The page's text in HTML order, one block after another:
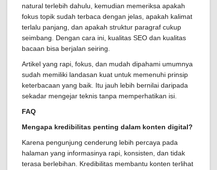
natural terlebih dahulu, kemudian memeriksa apakah
fokus topik sudah terbaca dengan jelas, apakah kalimat
terlalu panjang, dan apakah struktur paragraf cukup
seimbang. Dengan cara ini, kualitas SEO dan kualitas
bacaan bisa berjalan seiring.
Artikel yang rapi, fokus, dan mudah dipahami umumnya
sudah memiliki landasan kuat untuk memenuhi prinsip
keterbacaan yang baik. Itu jauh lebih bernilai daripada
sekadar mengejar teknis tanpa memperhatikan isi.
FAQ
Mengapa kredibilitas penting dalam konten digital?
Karena pengunjung cenderung lebih percaya pada
halaman yang informasinya rapi, konsisten, dan tidak
terasa berlebihan. Kredibilitas membantu konten terlihat